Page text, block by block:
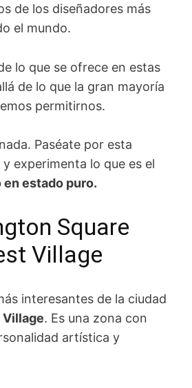
de los diseñadores más
el mundo.
lo que se ofrece en estas
de lo que la gran mayoría
permitirnos.
Paséate por esta
experimenta lo que es el
estado puro.
Square
Village
interesantes de la ciudad
. Es una zona con
artística y